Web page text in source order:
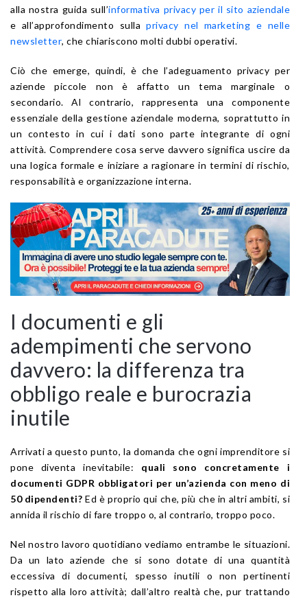
alla nostra guida sull’informativa privacy per il sito aziendale
e all’approfondimento sullaprivacy nel marketing e nelle
newsletter, che chiariscono molti dubbi operativi.
Ciò che emerge, quindi, è che l’adeguamento privacy per
aziende piccole non è affatto un tema marginale o
secondario. Al contrario, rappresenta una componente
essenziale della gestione aziendale moderna, soprattutto in
un contesto in cui i dati sono parte integrante di ogni
attività. Comprendere cosa serve davvero significa uscire da
una logica formale e iniziare a ragionare in termini di rischio,
responsabilità e organizzazione interna.
I documenti e gli
adempimenti che servono
davvero: la differenza tra
obbligo reale e burocrazia
inutile
Arrivati a questo punto, la domanda che ogni imprenditore si
pone diventa inevitabile: quali sono concretamente i
documenti GDPR obbligatori per un’azienda con meno di
50 dipendenti? Ed è proprio qui che, più che in altri ambiti, si
annida il rischio di fare troppo o, al contrario, troppo poco.
Nel nostro lavoro quotidiano vediamo entrambe le situazioni.
Da un lato aziende che si sono dotate di una quantità
eccessiva di documenti, spesso inutili o non pertinenti
rispetto alla loro attività; dall’altro realtà che, pur trattando